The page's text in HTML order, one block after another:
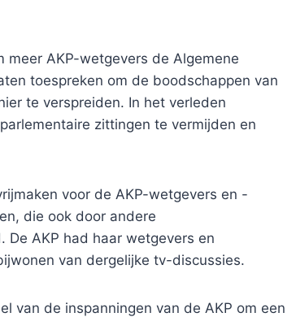
AKP-wetgevers de Algemene
toespreken om de boodschappen van
te verspreiden. In het verleden
zittingen te vermijden en
voor de AKP-wetgevers en -
die ook door andere
AKP had haar wetgevers en
van dergelijke tv-discussies.
van de inspanningen van de AKP om een